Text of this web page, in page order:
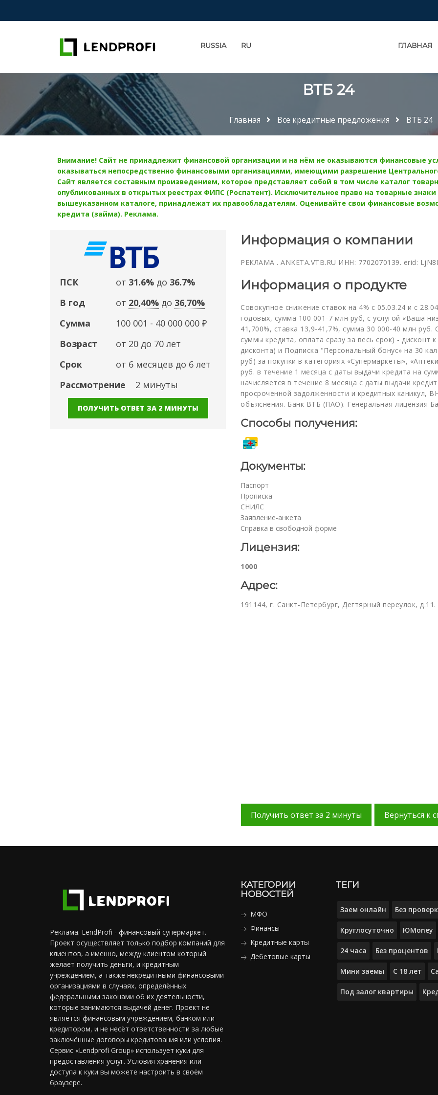
RUSSIA RU ГЛАВНАЯ
ВТБ 24
Главная Все кредитные предложения ВТБ 24
Внимание! Сайт не принадлежит финансовой организации и на нём не оказываются финансовые
оказываться непосредственно финансовыми организациями, имеющими разрешение
Сайт является составным произведением, которое представляет собой в том числе каталог
опубликованных в открытых реестрах ФИПС (Роспатент). Исключительное право на товарные
вышеуказанном каталоге, принадлежат их правообладателям. Оценивайте свои финансовые
кредита (займа). Реклама.
ПСК от 31.6% до 36.7%
В год
от 20,40% до 36,70%
Сумма
100 001 - 40 000 000 ₽
Возраст
от 20 до 70 лет
Срок
от 6 месяцев до 6 лет
Рассмотрение
2 минуты
ПОЛУЧИТЬ ОТВЕТ ЗА 2 МИНУТЫ
Информация о компании
РЕКЛАМА . ANKETA.VTB.RU ИНН: 7702070139. erid:
Информация о продукте
Совокупное снижение ставок на 4% с 05.03.24 и с
годовых, сумма 100 001-7 млн руб, с услугой «Ваша
41,700%, ставка 13,9-41,7%, сумма 30 000-40 млн
суммы кредита, оплата сразу за весь срок) - дисконт
дисконта) и Подписка "Персональный бонус» на 30
руб) за покупки в категориях «Супермаркеты»,
руб. в течение 1 месяца с даты выдачи кредита на
начисляется в течение 8 месяца с даты выдачи
просроченной задолженности и кредитных каникул,
объяснения. Банк ВТБ (ПАО). Генеральная лицензия
Способы получения:
Документы:
Паспорт
Прописка
СНИЛС
Заявление-анкета
Справка в свободной форме
Лицензия:
1000
Адрес:
191144, г. Санкт-Петербург, Дегтярный переулок,
Получить ответ за 2 минуты Вернуться к
Реклама. LendProfi - финансовый супермаркет.
Проект осуществляет только подбор компаний для
клиентов, а именно, между клиентом который
желает получить деньги, и кредитным
учреждением, а также некредитными финансовыми
организациями в случаях, определённых
федеральными законами об их деятельности,
которые занимаются выдачей денег. Проект не
является финансовым учреждением, банком или
кредитором, и не несёт ответственности за любые
заключённые договоры кредитования или условия.
Сервис «Lendprofi Group» использует куки для
предоставления услуг. Условия хранения или
доступа к куки вы можете настроить в своём
браузере.
КАТЕГОРИИ
НОВОСТЕЙ
МФО
Финансы
Кредитные карты
Дебетовые карты
ТЕГИ
Заем онлайн Без
Круглосуточно ЮMoney
24 часа Без процентов
Мини заемы С 18 лет
Под залог квартиры